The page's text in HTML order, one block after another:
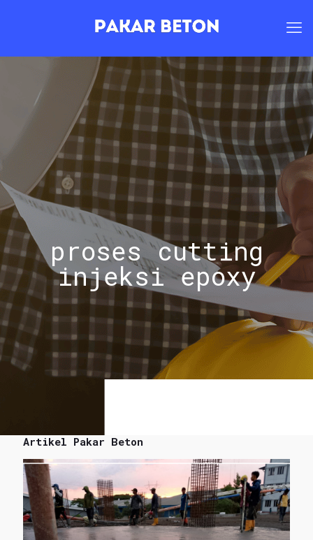
proses cutting
injeksi epoxy
Artikel Pakar Beton